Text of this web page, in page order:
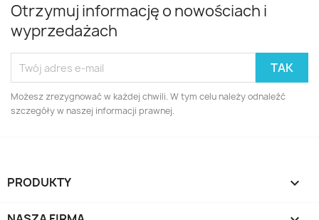
Otrzymuj informację o nowościach i
wyprzedażach
Możesz zrezygnować w każdej chwili. W tym celu należy odnaleźć
szczegóły w naszej informacji prawnej.
PRODUKTY 